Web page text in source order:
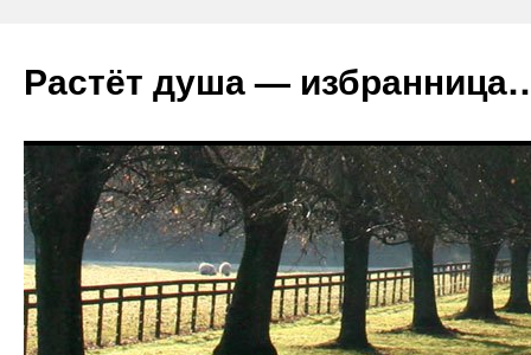
Растёт душа —